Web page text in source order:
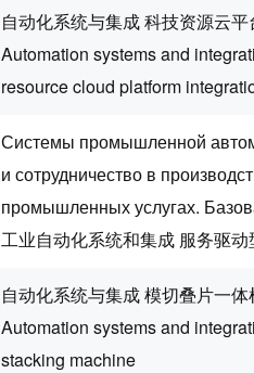
自动化系统与集成 科技资源云
Automation systems and
resource cloud platform
Системы промышленной
и сотрудничество в
промышленных услугах.
工业自动化系统和集成 服务驱
自动化系统与集成 模切叠片一
Automation systems and
stacking machine